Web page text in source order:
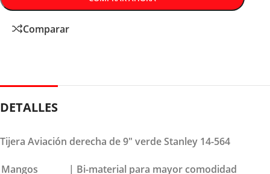
Comparar
DETALLES
Tijera Aviación derecha de 9″ verde Stanley 14-564
Mangos
| Bi-material para mayor comodidad